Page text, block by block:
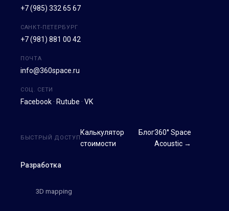
+7 (985) 332 65 67
САНКТ-ПЕТЕРБУРГ
+7 (981) 881 00 42
ПОЧТА
info@360space.ru
СОЦ. СЕТИ
Facebook · Rutube · VK
Разработка
3D mapping
БЫСТРЫЙ ДОСТУП
Калькулятор
стоимости
Блог360° Space
Acoustic →